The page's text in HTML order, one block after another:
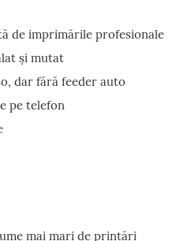
de imprimările profesionale
și mutat
dar fără feeder auto
pe telefon
mai mari de printări